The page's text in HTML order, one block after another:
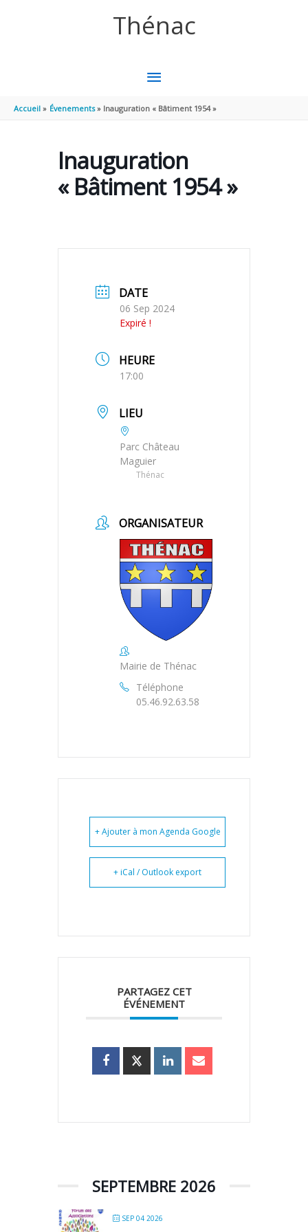
Thénac
MENU
PRINCIPAL
Accueil Évenements Inauguration « Bâtiment 1954 »
Inauguration
« Bâtiment 1954 »
DATE
06 Sep 2024
Expiré !
HEURE
17:00
LIEU
Parc Château
Maguier
Thénac
ORGANISATEUR
Mairie de Thénac
Téléphone
05.46.92.63.58
+ Ajouter à mon Agenda Google
+ iCal / Outlook export
PARTAGEZ CET
ÉVÉNEMENT
SEPTEMBRE 2026
SEP 04 2026